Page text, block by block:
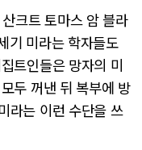
크트 토마스 암 블라
기 미라는 학자들도
트인들은 망자의 미
두 꺼낸 뒤 복부에 방
라는 이런 수단을 쓰